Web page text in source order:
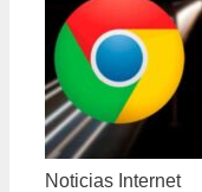
Noticias Internet